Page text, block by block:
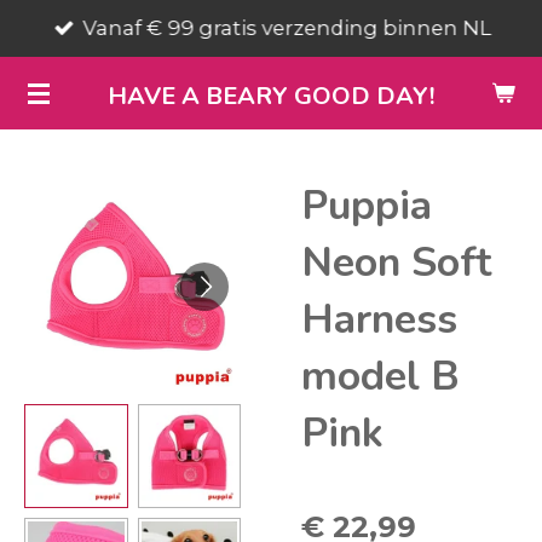
direct
naar
de
HAVE A BEARY GOOD DAY!
Vanaf € 99 gratis verzending binnen NL
Puppia
Neon Soft
Harness
model B
Pink
€ 22,99